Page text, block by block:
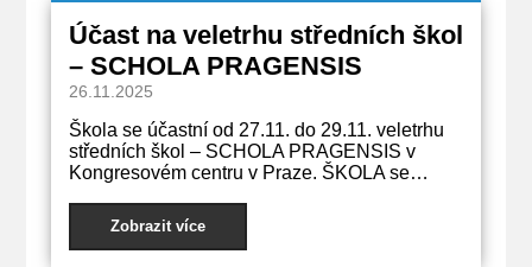
Účast na veletrhu středních škol
– SCHOLA PRAGENSIS
26.11.2025
Škola se účastní od 27.11. do 29.11. veletrhu
středních škol – SCHOLA PRAGENSIS v
Kongresovém centru v Praze. ŠKOLA se…
Zobrazit více